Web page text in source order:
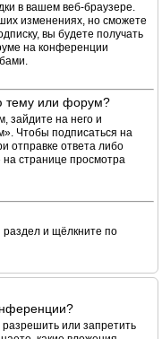
в вашем веб-браузере.
изменениях, но сможете
вы будете получать
на конференции
тему или форум?
зайдите на него и
Чтобы подписаться на
отправке ответа либо
странице просмотра
раздел и щёлкните по
или запретить